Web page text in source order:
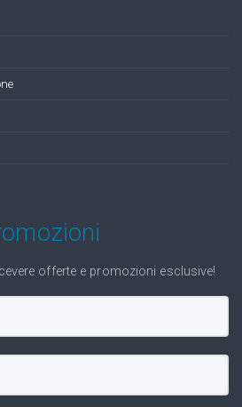
offerte e promozioni esclusive!